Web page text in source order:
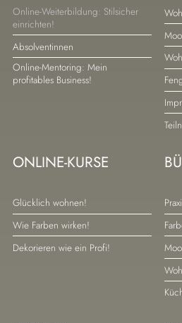
Navigation
überspringen
Online-Weiterbildung: Stilsicher
einrichten!
Absolventinnen
Online-Mentoring: Mein
profitables Business!
ONLINE-KURSE
Navigation
überspringen
Glücklich wohnen!
Wie Farben wirken!
Dekorieren wie ein Profi!